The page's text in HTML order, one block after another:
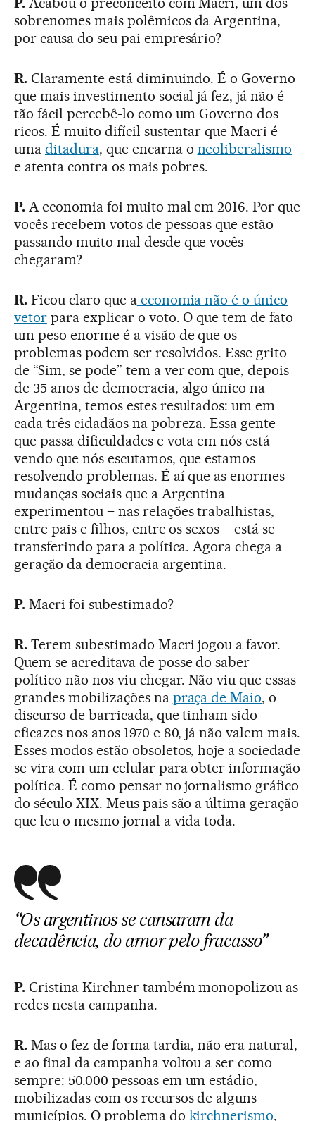
sobrenomes mais polêmicos da Argentina,
por causa do seu pai empresário?
R. Claramente está diminuindo. É o Governo
que mais investimento social já fez, já não é
tão fácil percebê-lo como um Governo dos
ricos. É muito difícil sustentar que Macri é
uma ditadura, que encarna o neoliberalismo
e atenta contra os mais pobres.
P. A economia foi muito mal em 2016. Por que
vocês recebem votos de pessoas que estão
passando muito mal desde que vocês
chegaram?
R. Ficou claro que aeconomia não é o único
vetorpara explicar o voto. O que tem de fato
um peso enorme é a visão de que os
problemas podem ser resolvidos. Esse grito
de “Sim, se pode” tem a ver com que, depois
de 35 anos de democracia, algo único na
Argentina, temos estes resultados: um em
cada três cidadãos na pobreza. Essa gente
que passa dificuldades e vota em nós está
vendo que nós escutamos, que estamos
resolvendo problemas. É aí que as enormes
mudanças sociais que a Argentina
experimentou – nas relações trabalhistas,
entre pais e filhos, entre os sexos – está se
transferindo para a política. Agora chega a
geração da democracia argentina.
P. Macri foi subestimado?
R. Terem subestimado Macri jogou a favor.
Quem se acreditava de posse do saber
político não nos viu chegar. Não viu que essas
grandes mobilizações na praça de Maio, o
discurso de barricada, que tinham sido
eficazes nos anos 1970 e 80, já não valem mais.
Esses modos estão obsoletos, hoje a sociedade
se vira com um celular para obter informação
política. É como pensar no jornalismo gráfico
do século XIX. Meus pais são a última geração
que leu o mesmo jornal a vida toda.
“Os argentinos se cansaram da
decadência, do amor pelo fracasso”
P.Cristina Kirchner também monopolizou as
redes nesta campanha.
R.Mas o fez de forma tardia, não era natural,
e ao final da campanha voltou a ser como
sempre: 50.000 pessoas em um estádio,
mobilizadas com os recursos de alguns
municípios. O problema do kirchnerismo,